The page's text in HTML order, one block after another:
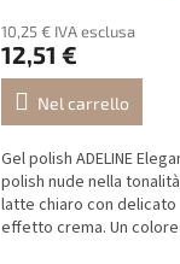
10,25 € IVA esclusa
12,51 €
Nel carrello
Gel polish ADELINE
polish nude nella
latte chiaro con delicato
effetto crema. Un